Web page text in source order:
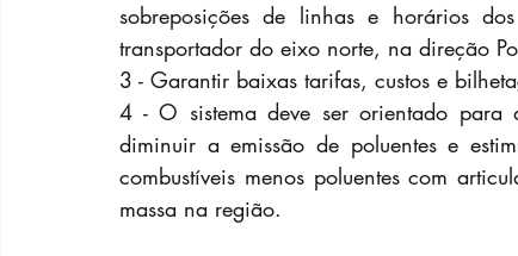
sobreposições de linhas e horários
transportador do eixo norte, na direção
3 - Garantir baixas tarifas, custos e
4 - O sistema deve ser orientado
diminuir a emissão de poluentes e
combustíveis menos poluentes com
massa na região.